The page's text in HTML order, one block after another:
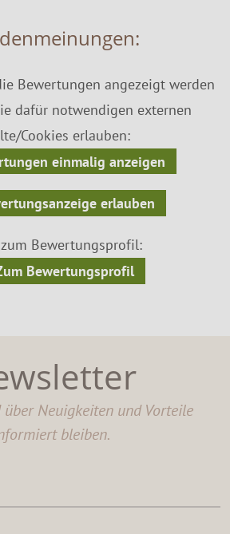
Bewertungen angezeigt werden
dafür notwendigen externen
Cookies erlauben:
einmalig anzeigen
erlauben
Bewertungsprofil:
Bewertungsprofil
Neuigkeiten und Vorteile
bleiben.